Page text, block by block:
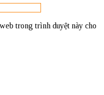
trong trình duyệt này cho